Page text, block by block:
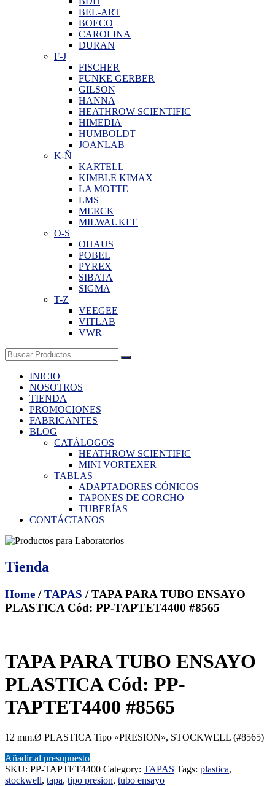
BEL-ART
BOECO
CAROLINA
DURAN
F-J
FISCHER
FUNKE GERBER
GILSON
HANNA
HEATHROW SCIENTIFIC
HIMEDIA
HUMBOLDT
JOANLAB
K-Ñ
KARTELL
KIMBLE KIMAX
LA MOTTE
LMS
MERCK
MILWAUKEE
O-S
OHAUS
POBEL
PYREX
SIBATA
SIGMA
T-Z
VEEGEE
VITLAB
VWR
Buscar:
INICIO
NOSOTROS
TIENDA
PROMOCIONES
FABRICANTES
BLOG
CATÁLOGOS
HEATHROW SCIENTIFIC
MINI VORTEXER
TABLAS
ADAPTADORES CÓNICOS
TAPONES DE CORCHO
TUBERÍAS
CONTÁCTANOS
Tienda
Home /TAPAS / TAPA PARA TUBO ENSAYO
PLASTICA Cód: PP-TAPTET4400 #8565
TAPA PARA TUBO ENSAYO
PLASTICA Cód: PP-
TAPTET4400 #8565
12 mm.Ø PLASTICA Tipo «PRESION», STOCKWELL (#8565)
Añadir al presupuesto
SKU: PP-TAPTET4400 Category: TAPAS Tags: plastica,
stockwell, tapa, tipo presion, tubo ensayo